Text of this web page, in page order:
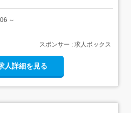
～
スポンサー : 求人ボックス
人詳細を見る